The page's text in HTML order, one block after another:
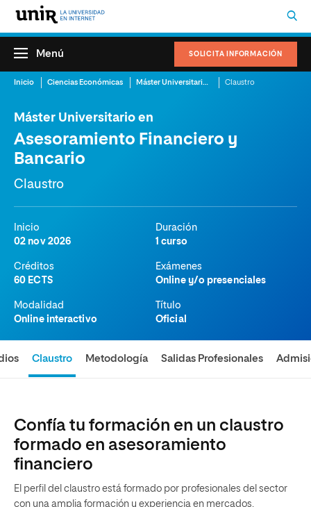
SOLICITA INFORMACIÓN
Menú
Inicio Ciencias Económicas Máster Universitario en Asesoramiento Financiero y Bancario Claustro
Máster Universitario en
Asesoramiento Financiero y
Bancario
Claustro
Inicio
02 nov 2026
Duración
1 curso
Créditos
60 ECTS
Exámenes
Online y/o presenciales
Modalidad
Online interactivo
Título
Oficial
Claustro Metodología Salidas Profesionales
Confía tu formación en un claustro
formado en asesoramiento
financiero
El perfil del claustro está formado por profesionales del sector
con una amplia formación y experiencia en mercados,